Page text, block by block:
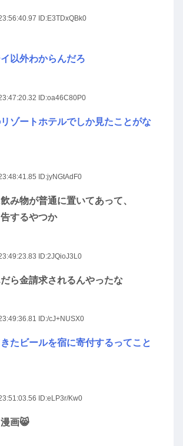
ID:E3TDxQBk0
以外わからんだろ
ID:oa46C80P0
ゾートホテルでしか見たことがな
ID:jyNGtAdF0
み物が普通に置いてあって、
するやつか
ID:2JQioJ3L0
ら金請求されるんやったな
ID:/cJ+NUSX0
たビールを宿に寄付するってこと
ID:eLP3r/Kw0
画😸